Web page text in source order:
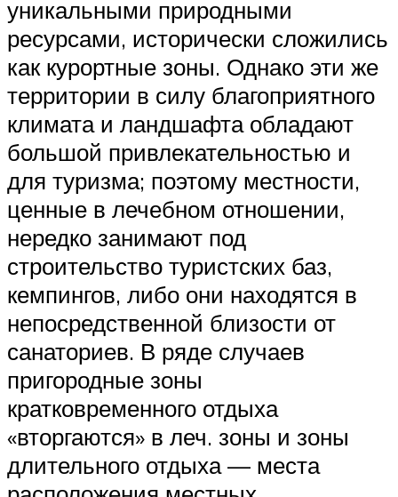
уникальными природными
ресурсами, исторически сложились
как курортные зоны. Однако эти же
территории в силу благоприятного
климата и ландшафта обладают
большой привлекательностью и
для туризма; поэтому местности,
ценные в лечебном отношении,
нередко занимают под
строительство туристских баз,
кемпингов, либо они находятся в
непосредственной близости от
санаториев. В ряде случаев
пригородные зоны
кратковременного отдыха
«вторгаются» в леч. зоны и зоны
длительного отдыха — места